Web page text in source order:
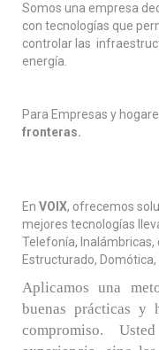
Somos una empresa
con tecnologías que
controlar las
energía.
Para Empresas y
fronteras.
En VOIX, ofrecemos
mejores tecnologías
Telefonía, Inalámbricas,
Estructurado,
Aplicamos una
buenas prácticas y
compromiso.